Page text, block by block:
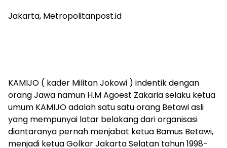
Jakarta, Metropolitanpost.id
KAMIJO ( kader Militan Jokowi ) indentik dengan
orang Jawa namun H.M Agoest Zakaria selaku ketua
umum KAMIJO adalah satu satu orang Betawi asli
yang mempunyai latar belakang dari organisasi
diantaranya pernah menjabat ketua Bamus Betawi,
menjadi ketua Golkar Jakarta Selatan tahun 1998-